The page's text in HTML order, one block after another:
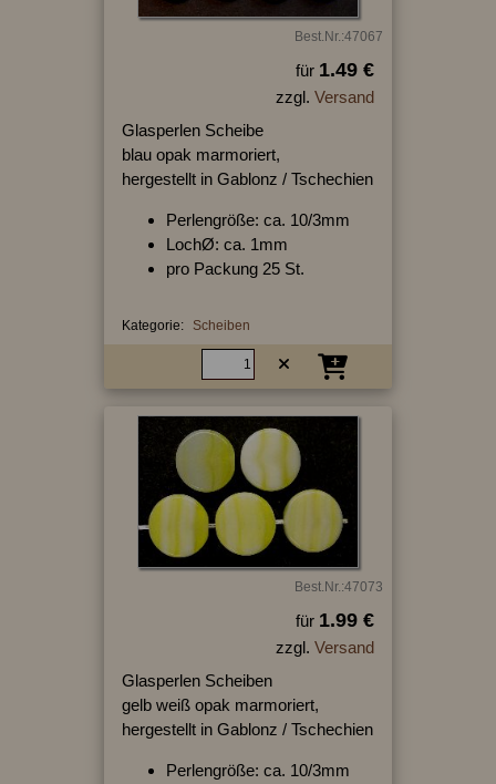
Best.Nr.:47067
für 1.49 €
zzgl. Versand
Glasperlen Scheibe
blau opak marmoriert,
hergestellt in Gablonz / Tschechien
Perlengröße: ca. 10/3mm
LochØ: ca. 1mm
pro Packung 25 St.
Kategorie: Scheiben
Best.Nr.:47073
für 1.99 €
zzgl. Versand
Glasperlen Scheiben
gelb weiß opak marmoriert,
hergestellt in Gablonz / Tschechien
Perlengröße: ca. 10/3mm